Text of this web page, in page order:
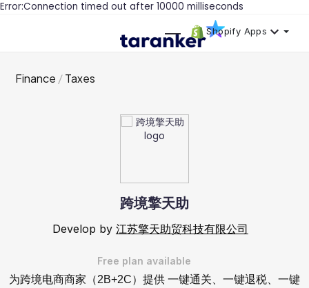
Error:Connection timed out after 10000 milliseconds
Shopify Apps
Finance Taxes
跨境擎天助
Develop by 江苏擎天助贸科技有限公司
Free plan available
为跨境电商商家（2B+2C）提供 一键通关、一键退税、一键